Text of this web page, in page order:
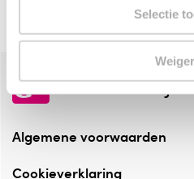
Selectie
Check onze folders ⁠bij
de
Algemene voorwaarden
Cookieverklaring